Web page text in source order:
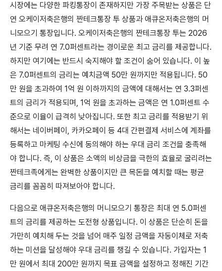
시장에는 다양한 파킹통장이 존재하지만 가장 주목받는 상품은 단
연 오케이저축은행의 짠테크통장 투 상품과 애큐온저축은행의 머
니모으기 통장입니다. 오케이저축은행의 짠테크통장 투는 2026
년 기준 무려 연 7.0퍼센트라는 경이로운 최고 금리를 제공합니다.
하지만 여기에는 반드시 숙지해야 할 조건이 숨어 있습니다. 이 높
은 7.0퍼센트의 금리는 예치금액 50만 원까지만 적용됩니다. 50
만 원을 초과하여 1억 원 이하까지의 금액에 대해서는 연 3.3퍼센
트의 금리가 적용되며, 1억 원을 초과하는 금액은 연 1.0퍼센트 수
준으로 이율이 급격히 낮아집니다. 또한 최고 금리를 적용받기 위
해서는 네이버페이, 카카오페이 등 4대 간편결제 서비스에 계좌를
등록하고 마케팅 수신에 동의해야 하는 우대 금리 조건을 충족해
야 합니다. 즉, 이 상품은 소액의 비상금을 극한의 효율로 굴리려는
짠테크족에게는 완벽한 상품이지만 큰 목돈을 예치할 때는 평균
금리를 꼼꼼히 따져보아야 합니다.
다음으로 애큐온저축은행의 머니모으기 통장은 최대 연 5.0퍼센
트의 금리를 제공하는 도전형 상품입니다. 이 상품은 단순히 돈을
가만히 예치해 두는 것을 넘어 매주 일정 금액을 자동이체로 저축
하는 미션을 달성해야 우대 금리를 챙길 수 있습니다. 가입자는 1
만 원에서 최대 200만 원까지 목표 금액을 설정하고 정해진 기간